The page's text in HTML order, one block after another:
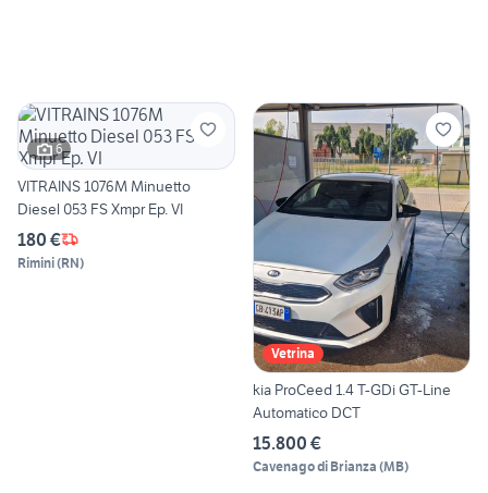
6
VITRAINS 1076M Minuetto
Diesel 053 FS Xmpr Ep. VI
180 €
Rimini(RN)
Vetrina
kia ProCeed 1.4 T-GDi GT-Line
Automatico DCT
15.800 €
Cavenago di Brianza (MB)